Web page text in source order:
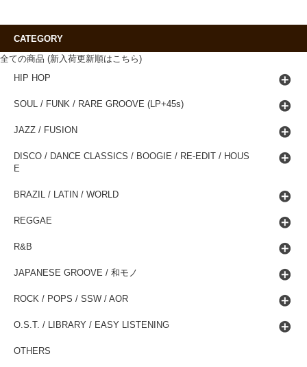
CATEGORY
全ての商品 (新入荷更新順はこちら)
HIP HOP
SOUL / FUNK / RARE GROOVE (LP+45s)
JAZZ / FUSION
DISCO / DANCE CLASSICS / BOOGIE / RE-EDIT / HOUS
E
BRAZIL / LATIN / WORLD
REGGAE
R&B
JAPANESE GROOVE / 和モノ
ROCK / POPS / SSW / AOR
O.S.T. / LIBRARY / EASY LISTENING
OTHERS